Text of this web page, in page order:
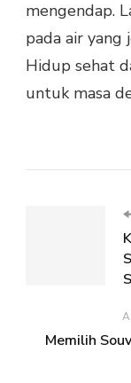
mengendap.
pada air yang
Hidup sehat
untuk masa
Memilih